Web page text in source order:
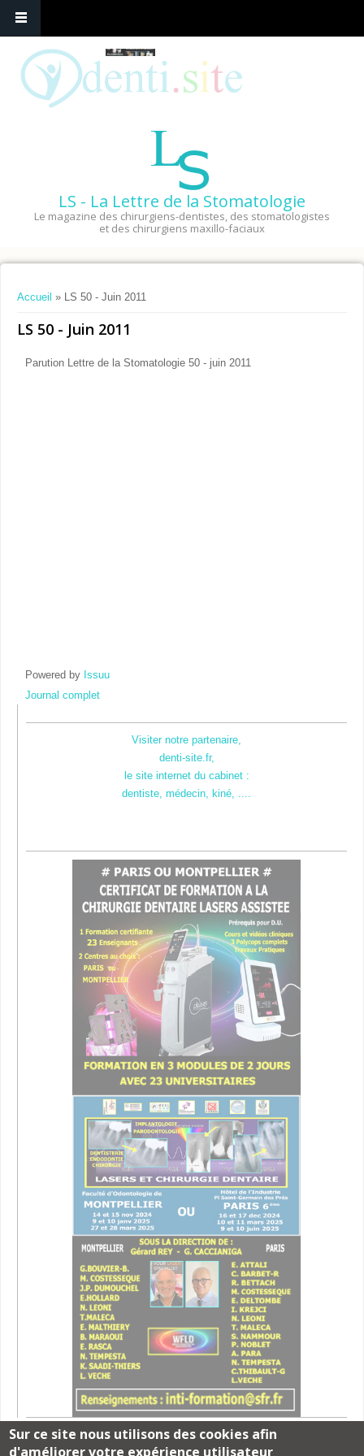
LS - La Lettre de la Stomatologie
Le magazine des chirurgiens-dentistes, des stomatologistes
et des chirurgiens maxillo-faciaux
Vous êtes ici
Accueil » LS 50 - Juin 2011
LS 50 - Juin 2011
Parution Lettre de la Stomatologie 50 - juin 2011
Powered by Issuu
Journal complet
Visiter notre partenaire,
denti-site.fr,
le site internet du cabinet :
dentiste, médecin, kiné, ....
Sur ce site nous utilisons des cookies afin
d'améliorer votre expérience utilisateur